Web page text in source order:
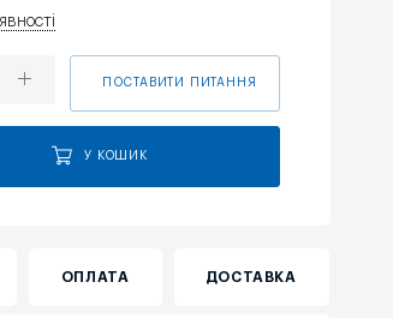
ПОСТАВИТИ ПИТАННЯ
У КОШИК
ОПЛАТА ДОСТАВКА